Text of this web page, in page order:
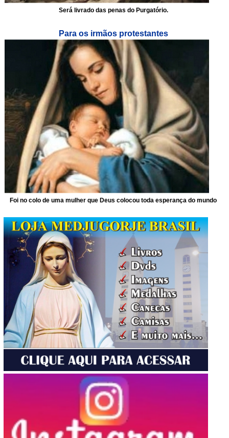
Será livrado das penas do Purgatório.
Para os irmãos protestantes
Foi no colo de uma mulher que Deus colocou toda esperança do mundo